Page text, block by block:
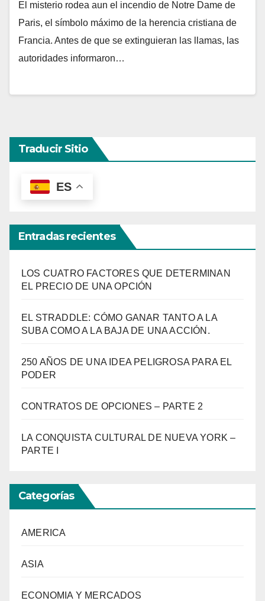
El misterio rodea aun el incendio de Notre Dame de
Paris, el símbolo máximo de la herencia cristiana de
Francia. Antes de que se extinguieran las llamas, las
autoridades informaron…
Traducir Sitio
ES
Entradas recientes
LOS CUATRO FACTORES QUE DETERMINAN
EL PRECIO DE UNA OPCIÓN
EL STRADDLE: CÓMO GANAR TANTO A LA
SUBA COMO A LA BAJA DE UNA ACCIÓN.
250 AÑOS DE UNA IDEA PELIGROSA PARA EL
PODER
CONTRATOS DE OPCIONES – PARTE 2
LA CONQUISTA CULTURAL DE NUEVA YORK –
PARTE I
Categorías
AMERICA
ASIA
ECONOMIA Y MERCADOS